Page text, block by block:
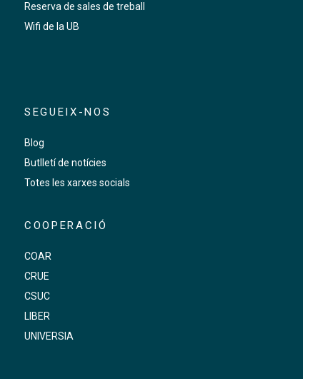
Reserva de sales de treball
Wifi de la UB
SEGUEIX-NOS
Blog
Butlletí de notícies
Totes les xarxes socials
COOPERACIÓ
COAR
CRUE
CSUC
LIBER
UNIVERSIA